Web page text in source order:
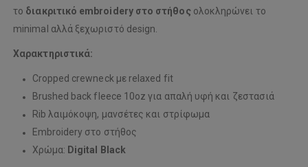
το διακριτικό embroidery στο στήθοςολοκληρώνει το
minimal αλλά ξεχωριστό design.
Χαρακτηριστικά:
Cropped crewneck με relaxed fit
Brushed back fleece 10oz για απαλή υφή και ζεστασιά
Rib λαιμόκοψη, μανσέτες και στρίφωμα
Embroidery στο στήθος
Χρώμα: Digital Black